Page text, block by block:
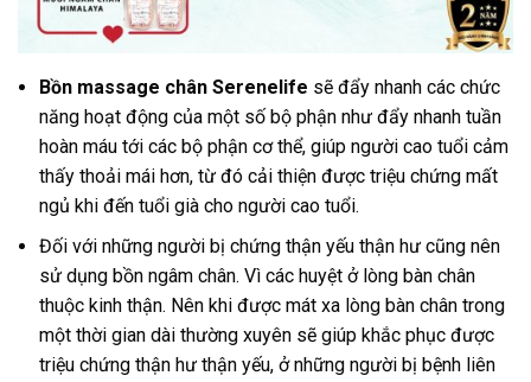
Bồn massage chân Serenelife sẽ đẩy nhanh các chức
năng hoạt động của một số bộ phận như đẩy nhanh tuần
hoàn máu tới các bộ phận cơ thể, giúp người cao tuổi cảm
thấy thoải mái hơn, từ đó cải thiện được triệu chứng mất
ngủ khi đến tuổi già cho người cao tuổi.
Đối với những người bị chứng thận yếu thận hư cũng nên
sử dụng bồn ngâm chân. Vì các huyệt ở lòng bàn chân
thuộc kinh thận. Nên khi được mát xa lòng bàn chân trong
một thời gian dài thường xuyên sẽ giúp khắc phục được
triệu chứng thận hư thận yếu, ở những người bị bệnh liên